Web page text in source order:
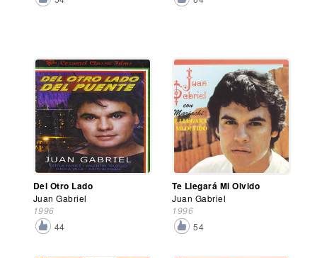
Del Otro Lado
Juan Gabriel
1996
44
Te Llegará Mi Olvido
Juan Gabriel
1996
54